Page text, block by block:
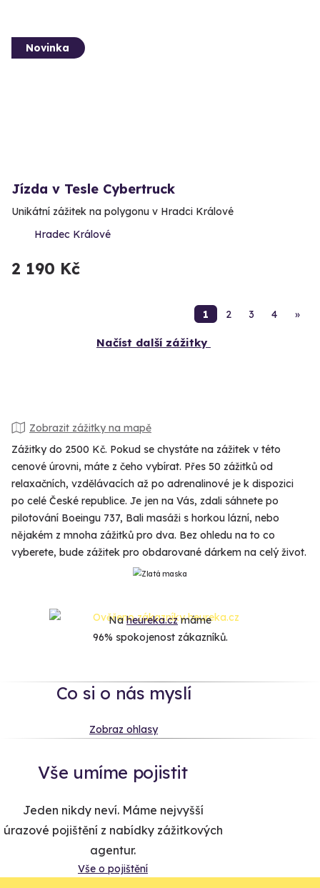
Novinka
Jízda v Tesle Cybertruck
Unikátní zážitek na polygonu v Hradci Králové
Hradec Králové
2 190 Kč
1 2 3 4 »
Načíst další zážitky
Zobrazit zážitky na mapě
Zážitky do 2500 Kč. Pokud se chystáte na zážitek v této
cenové úrovni, máte z čeho vybírat. Přes 50 zážitků od
relaxačních, vzdělávacích až po adrenalinové je k dispozici
po celé České republice. Je jen na Vás, zdali sáhnete po
pilotování Boeingu 737, Bali masáži s horkou lázní, nebo
nějakém z mnoha zážitků pro dva. Bez ohledu na to co
vyberete, bude zážitek pro obdarované dárkem na celý život.
Naheureka.czmáme
96% spokojenost zákazníků.
Co si o nás myslí
Zobraz ohlasy
Vše umíme pojistit
Jeden nikdy neví. Máme nejvyšší
úrazové pojištění z nabídky zážitkových
agentur.
Vše o pojištění